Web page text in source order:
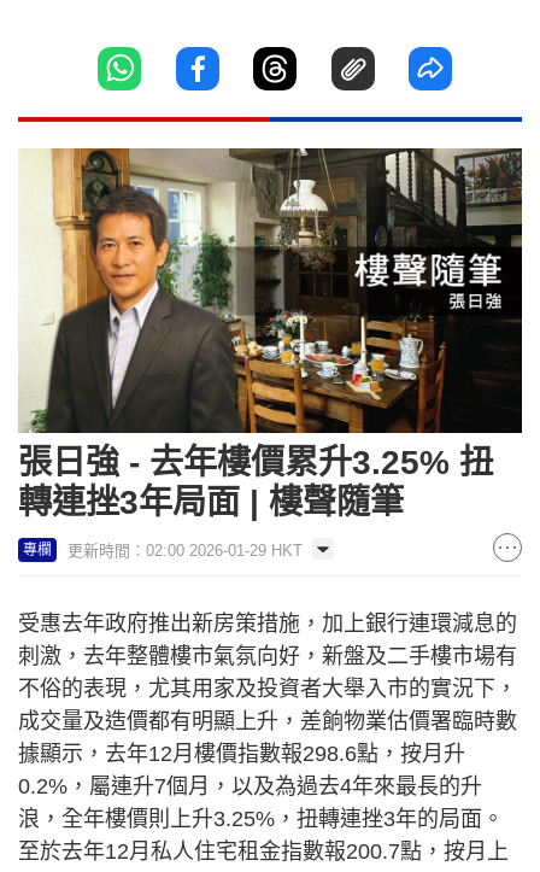
張日強 - 去年樓價累升3.25% 扭
轉連挫3年局面 | 樓聲隨筆
專欄 更新時間：02:00 2026-01-29 HKT
受惠去年政府推出新房策措施，加上銀行連環減息的
刺激，去年整體樓市氣氛向好，新盤及二手樓市場有
不俗的表現，尤其用家及投資者大舉入市的實況下，
成交量及造價都有明顯上升，差餉物業估價署臨時數
據顯示，去年12月樓價指數報298.6點，按月升
0.2%，屬連升7個月，以及為過去4年來最長的升
浪，全年樓價則上升3.25%，扭轉連挫3年的局面。
至於去年12月私人住宅租金指數報200.7點，按月上